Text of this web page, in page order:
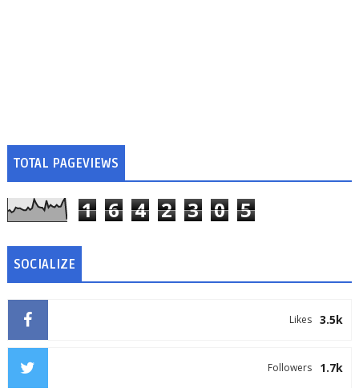
TOTAL PAGEVIEWS
1 6 4 2 3 0 5
SOCIALIZE
3.5k
Likes
1.7k
Followers